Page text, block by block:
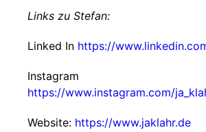
Links zu Stefan:
Linked In https://
Instagram
https://www.instagram.com/
Website: https://www.jaklahr.de